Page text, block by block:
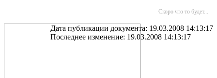
Скоро что то будет...
Дата публикации документа: 19.03.2008 14:13:17
Последнее изменение: 19.03.2008 14:13:17